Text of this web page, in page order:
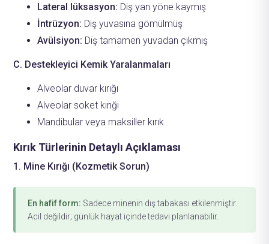
Lateral lüksasyon: Diş yan yöne kaymış
İntrüzyon: Diş yuvasına gömülmüş
Avülsiyon: Diş tamamen yuvadan çıkmış
C. Destekleyici Kemik Yaralanmaları
Alveolar duvar kırığı
Alveolar soket kırığı
Mandibular veya maksiller kırık
Kırık Türlerinin Detaylı Açıklaması
1. Mine Kırığı (Kozmetik Sorun)
En hafif form: Sadece minenin dış tabakası etkilenmiştir.
Acil değildir; günlük hayat içinde tedavi planlanabilir.